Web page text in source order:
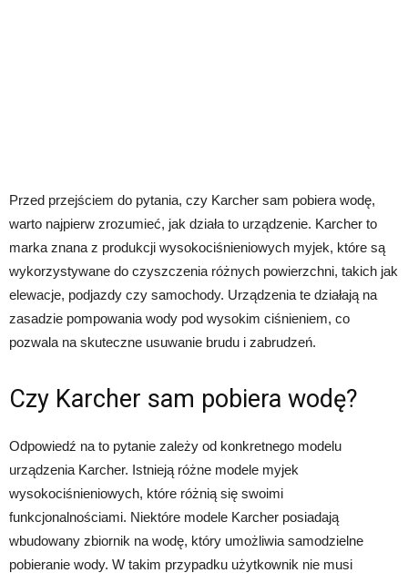
Przed przejściem do pytania, czy Karcher sam pobiera wodę,
warto najpierw zrozumieć, jak działa to urządzenie. Karcher to
marka znana z produkcji wysokociśnieniowych myjek, które są
wykorzystywane do czyszczenia różnych powierzchni, takich jak
elewacje, podjazdy czy samochody. Urządzenia te działają na
zasadzie pompowania wody pod wysokim ciśnieniem, co
pozwala na skuteczne usuwanie brudu i zabrudzeń.
Czy Karcher sam pobiera wodę?
Odpowiedź na to pytanie zależy od konkretnego modelu
urządzenia Karcher. Istnieją różne modele myjek
wysokociśnieniowych, które różnią się swoimi
funkcjonalnościami. Niektóre modele Karcher posiadają
wbudowany zbiornik na wodę, który umożliwia samodzielne
pobieranie wody. W takim przypadku użytkownik nie musi